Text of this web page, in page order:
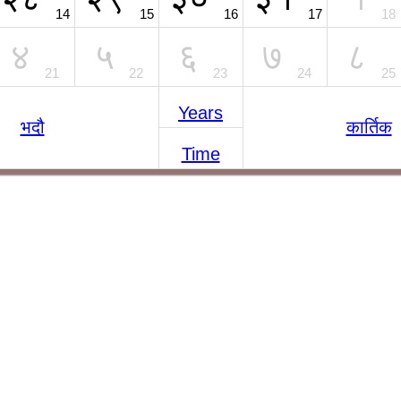
14 15 16 17 18
४ 21 ५ 22 ६ 23 ७ 24 ८ 25
भदौ
Years
कार्तिक
Time